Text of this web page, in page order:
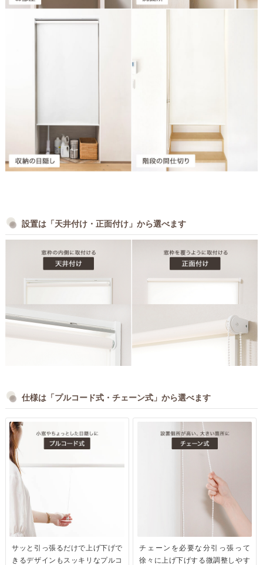
設置は「天井付け・正面付け」から選べます
仕様は「プルコード式・チェーン式」から選べます
サッと引っ張るだけで上げ下げで
きるデザインもスッキリなプルコ
チェーンを必要な分引っ張って
徐々に上げ下げする微調整しやす